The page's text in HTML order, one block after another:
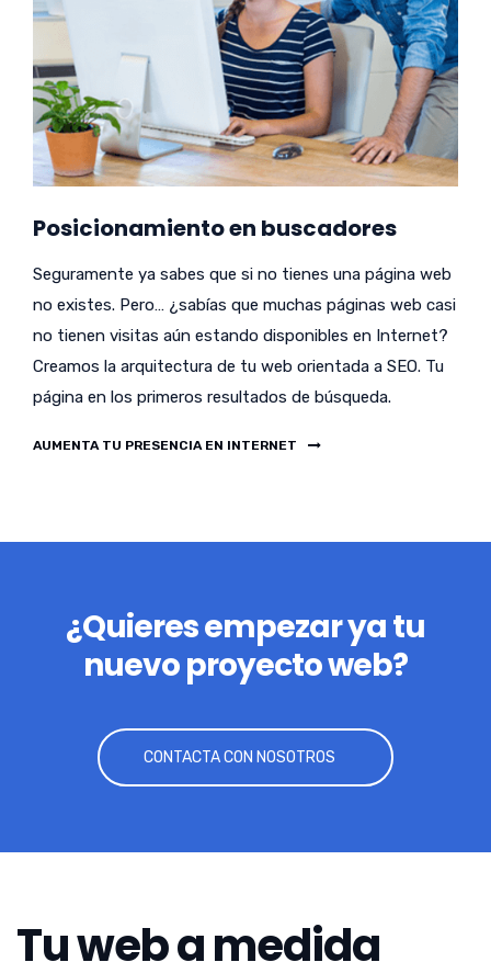
Posicionamiento en buscadores
Seguramente ya sabes que si no tienes una página web
no existes. Pero… ¿sabías que muchas páginas web casi
no tienen visitas aún estando disponibles en Internet?
Creamos la arquitectura de tu web orientada a SEO. Tu
página en los primeros resultados de búsqueda.
AUMENTA TU PRESENCIA EN INTERNET
¿Quieres empezar ya tu
nuevo proyecto web?
CONTACTA CON NOSOTROS
Tu web a medida